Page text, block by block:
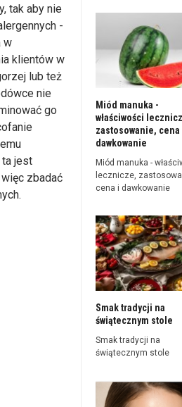
tak aby nie
-
w
klientów w
lub też
nie
go
jest
zbadać
Miód manuka -
właściwości
zastosowanie, cena
dawkowanie
Miód manuka -
lecznicze,
cena i dawkowanie
Smak tradycji na
świątecznym stole
Smak tradycji na
świątecznym stole